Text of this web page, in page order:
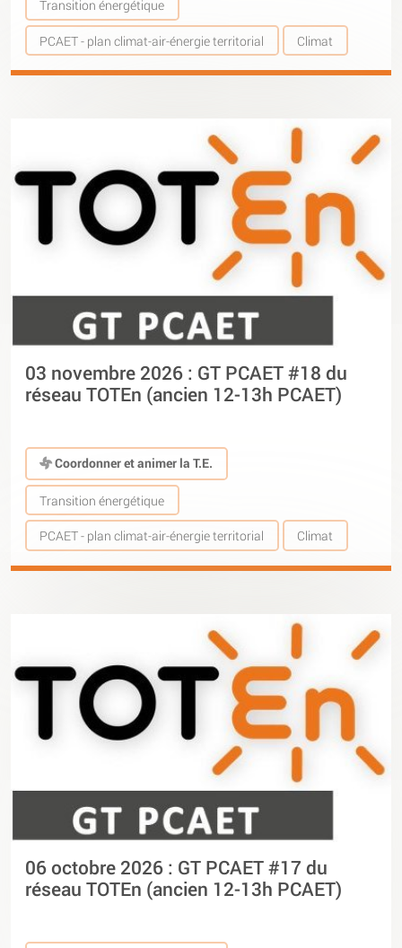
Transition énergétique
PCAET - plan climat-air-énergie territorial Climat
03 novembre 2026 : GT PCAET #18 du
réseau TOTEn (ancien 12-13h PCAET)
Coordonner et animer la T.E.
Transition énergétique
PCAET - plan climat-air-énergie territorial Climat
06 octobre 2026 : GT PCAET #17 du
réseau TOTEn (ancien 12-13h PCAET)